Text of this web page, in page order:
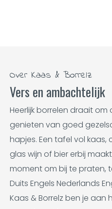
Over Kaas & Borrelz
Vers en ambachtelijk
Heerlijk borrelen draait
genieten van goed
hapjes. Een tafel vol kaas,
glas wijn of bier erbij
moment om bij te praten,
Duits Engels Nederlands
Kaas & Borrelz ben je aan